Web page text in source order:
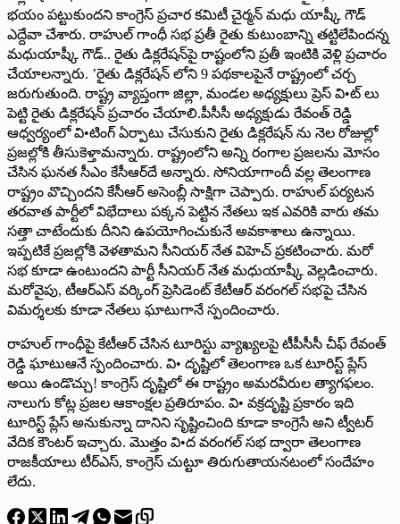
భయం పట్టుకుందని కాంగ్రెస్‌ ‌ప్రచార కమిటీ చైర్మన్‌ ‌మధు యాష్కీ గౌడ్‌
ఎద్దేవా చేశారు. రాహుల్‌ ‌గాంధీ సభ ప్రతీ రైతు కుటుంబాన్ని తట్టిలేపిందన్న
మధుయాష్కీ గౌడ్‌.. ‌రైతు డిక్లరేషన్‌పై రాష్టంలోని ప్రతీ ఇంటికి వెళ్లి ప్రచారం
చేయాలన్నారు. ’రైతు డిక్లరేషన్‌ ‌లోని 9 పథకాలపైనే రాష్ట్రంలో చర్చ
జరుగుతుంది. రాష్ట్ర వ్యాప్తంగా జిల్లా, మండల అధ్యక్షులు ప్రెస్‌ ‌వి•ట్‌ ‌లు
పెట్టి రైతు డిక్లరేషన్‌ ‌ప్రచారం చేయాలి.పీసీసీ అధ్యక్షుడు రేవంత్‌ ‌రెడ్డి
ఆధ్వర్యంలో వి•టింగ్‌ ఏర్పాటు చేసుకుని రైతు డిక్లరేషన్‌ ‌ను నెల రోజుల్లో
ప్రజల్లోకి తీసుకెళ్తామన్నారు. రాష్ట్రంలోని అన్ని రంగాల ప్రజలను మోసం
చేసిన ఘనత సీఎం కేసీఆర్‌దే అన్నారు. సోనియాగాందీ వల్ల తెలంగాణ
రాష్ట్రం వొచ్చిందని కేసీఆర్‌ అసెంబ్లీ సాక్షిగా చెప్పారు. రాహుల్‌ ‌పర్యటన
తరవాత పార్టీలో విభేదాలు పక్కన పెట్టిన నేతలు ఇక ఎవరికి వారు తమ
సత్తా చాటేందుకు దీనిని ఉపయోగించుకునే అవకాశాలు ఉన్నాయి.
ఇప్పటికే ప్రజల్లోకి వెళతామని సీనియర్‌ ‌నేత విహెచ్‌ ‌ప్రకటించారు. మరో
సభ కూడా ఉంటుందని పార్టీ సీనియర్‌ ‌నేత మధుయాష్కీ వెల్లడించారు.
మరోవైపు, టీఆర్‌ఎస్‌ ‌వర్కింగ్‌ ‌ప్రెసిడెంట్‌ ‌కేటీఆర్‌ ‌వరంగల్‌ ‌సభపై చేసిన
విమర్శలకు కూడా నేతలు ఘాటుగానే స్పందించారు.
రాహుల్‌ ‌గాంధీపై కేటీఆర్‌ ‌చేసిన టూరిస్టు వ్యాఖ్యలపై టీపీసీసీ చీఫ్‌ ‌రేవంత్‌
‌రెడ్డి ఘాటుఆనే స్పందించారు. వి• దృష్టిలో తెలంగాణ ఒక టూరిస్ట్ ‌ప్లేస్‌
అయి ఉండొచ్చు! కాంగ్రెస్‌ ‌దృష్టిలో ఈ రాష్ట్రం అమరవీరుల త్యాగఫలం.
నాలుగు కోట్ల ప్రజల ఆకాంక్షల ప్రతిరూపం. వి• వక్రదృష్టి ప్రకారం ఇది
టూరిస్ట్ ‌ప్లేస్‌ అనుకున్నా దానిని సృష్టించింది కూడా కాంగ్రెసే అని ట్వీటర్‌
‌వేదిక కౌంటర్‌ ఇచ్చారు. మొత్తం వి•ద వరంగల్‌ ‌సభ ద్వారా తెలంగాణ
రాజకీయాలు టీర్‌ఎస్‌, ‌కాంగ్రెస్‌ ‌చుట్టూ తిరుగుతాయనటంలో సందేహం
లేదు.